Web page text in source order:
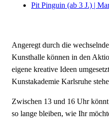
Pit Pinguin (ab 3 J.) |
Angeregt durch die
Kunsthalle können in den
eigene kreative Ideen
Kunstakademie Karlsruhe
Zwischen 13 und 16 Uhr
so lange bleiben, wie Ihr